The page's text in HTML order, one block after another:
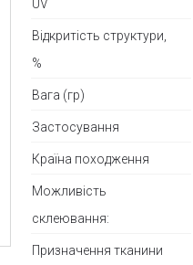
UV
Відкритість структури,
%
Вага (гр)
Застосування
Країна походження
Можливість
склеювання:
Призначення тканини